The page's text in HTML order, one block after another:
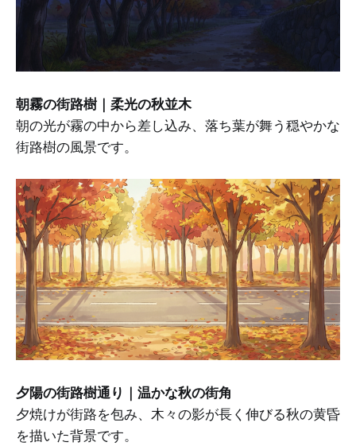
朝霧の街路樹｜柔光の秋並木
朝の光が霧の中から差し込み、落ち葉が舞う穏やかな
街路樹の風景です。
夕陽の街路樹通り｜温かな秋の街角
夕焼けが街路を包み、木々の影が長く伸びる秋の黄昏
を描いた背景です。